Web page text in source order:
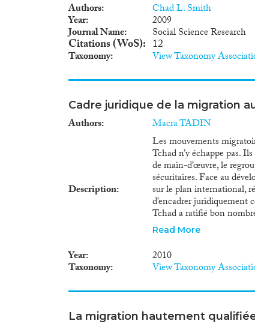
Authors Chad L. Smith
Year 2009
Journal Name Social Science Research
Citations (WoS) 12
Taxonomy View Taxonomy
Cadre juridique de la migration
Authors Macra TADIN
Description
Les mouvements
Tchad n’y échappe pas.
de main-d’œuvre, le
sécuritaires. Face au
sur le plan international,
d’encadrer juridiquement
Tchad a ratifié bon
protection des droits de
protection des travailleurs
manque de volonté et de
plan national, la
fondamental. A cela
décembre 1961 portant
des étrangers. Ces
Read More
Year 2010
Taxonomy View Taxonomy
La migration hautement